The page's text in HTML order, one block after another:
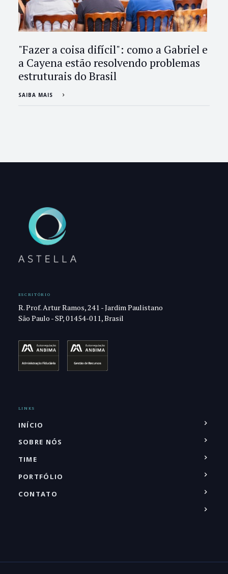
"Fazer a coisa difícil": como a Gabriel e
a Cayena estão resolvendo problemas
estruturais do Brasil
SAIBA MAIS
ESCRITÓRIO
R. Prof. Artur Ramos, 241 - Jardim Paulistano
São Paulo - SP, 01454-011, Brasil
LINKS
INÍCIO
SOBRE NÓS
TIME
PORTFÓLIO
CONTATO